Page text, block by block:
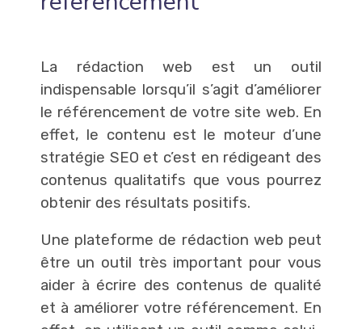
La rédaction web est un outil
indispensable lorsqu’il s’agit d’améliorer
le référencement de votre site web. En
effet, le contenu est le moteur d’une
stratégie SEO et c’est en rédigeant des
contenus qualitatifs que vous pourrez
obtenir des résultats positifs.
Une plateforme de rédaction web peut
être un outil très important pour vous
aider à écrire des contenus de qualité
et à améliorer votre référencement. En